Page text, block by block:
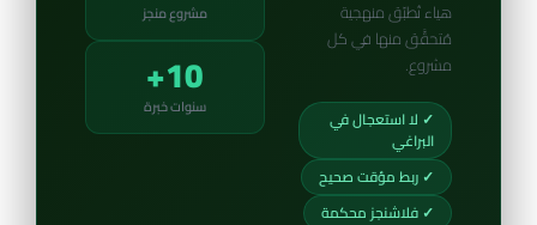
هياء تُطبّق منهجية
مُتحقَّق منها في كل
مشروع.
✓ لا استعجال في
البراغي
✓ ربط مؤقت صحيح
✓ فلاشنجز محكمة
مشروع منجز
10+
سنوات خبرة